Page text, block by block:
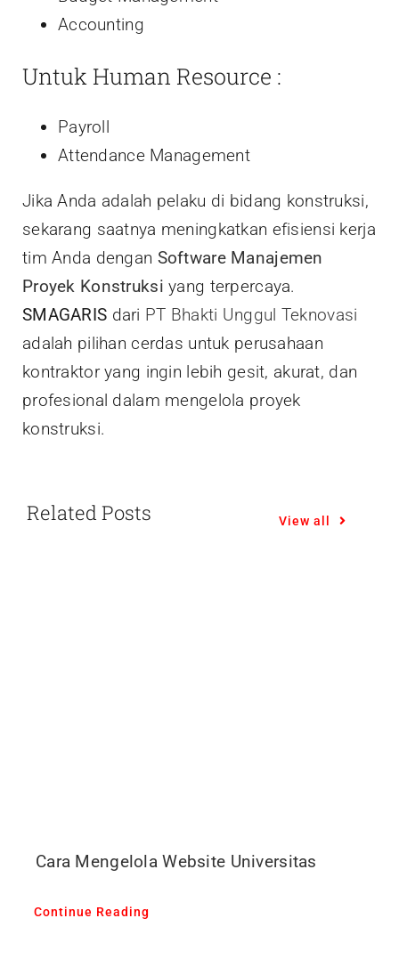
Accounting
Untuk Human Resource :
Payroll
Attendance Management
Jika Anda adalah pelaku di bidang konstruksi,
sekarang saatnya meningkatkan efisiensi kerja
tim Anda dengan Software Manajemen
Proyek Konstruksiyang terpercaya.
SMAGARIS dari PT Bhakti Unggul Teknovasi
adalah pilihan cerdas untuk perusahaan
kontraktor yang ingin lebih gesit, akurat, dan
profesional dalam mengelola proyek
konstruksi.
Related Posts View all
Cara Mengelola Website Universitas
Continue Reading